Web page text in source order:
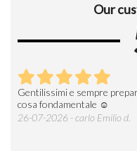
Our
Gentilissimi e sempre
cosa fondamentale ☺️
26-07-2026 - carlo Emilio d.